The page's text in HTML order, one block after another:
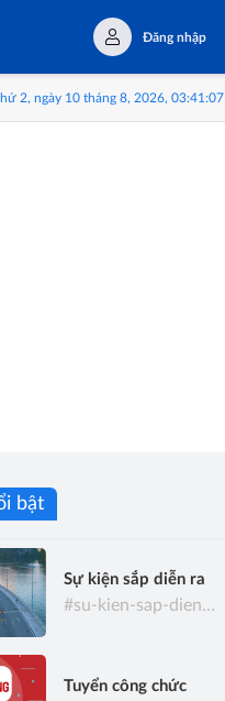
Đăng nhập
trải nghiệm Tây Nguyên
2, ngày 10 tháng 8, 2026, 03:41:08
bật
Sự kiện sắp diễn ra
#su-kien-sap-dien-ra
Tuyển công chức